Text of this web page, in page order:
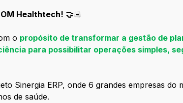
Healthtech! 🤝🏽
o propósito de transformar a gestão de
para possibilitar operações simples,
Sinergia ERP, onde 6 grandes empresas
de saúde.